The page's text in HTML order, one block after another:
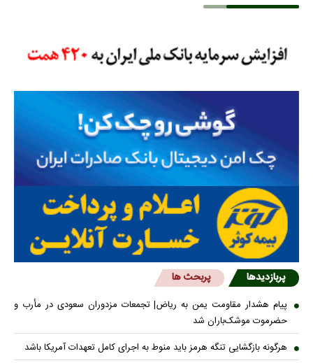
پربازدیدها پربحث ها
پیام هشدار مقاومت یمن به ریاض| تجمعات مزدوران سعودی در مأرب و
حضرموت موشک‌باران شد
هرگونه بازگشایی تنگه هرمز باید منوط به اجرای کامل تعهدات آمریکا باشد